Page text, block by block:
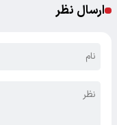
ارسال نظر